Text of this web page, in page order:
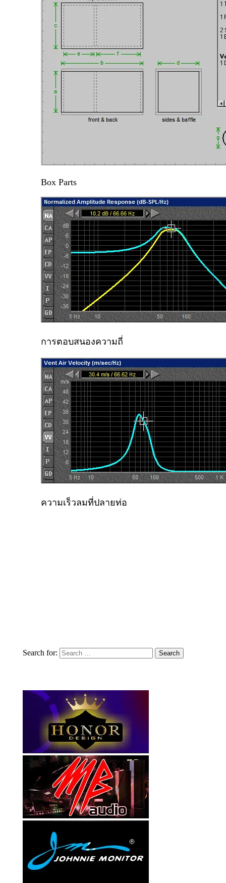
Box Parts
การตอบสนองความถี่
ความเร็วลมที่ปลายท่อ
Search for: